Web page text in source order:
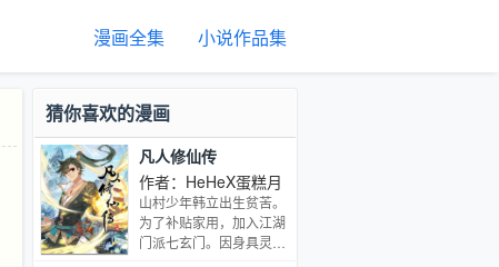
漫画全集 小说作品集
猜你喜欢的漫画
凡人修仙传
作者：HeHeX蛋糕月
山村少年韩立出生贫苦。
为了补贴家用，加入江湖
门派七玄门。因身具灵